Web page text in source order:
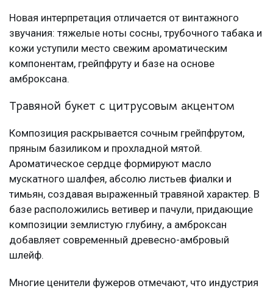
Новая интерпретация отличается от винтажного
звучания: тяжелые ноты сосны, трубочного табака и
кожи уступили место свежим ароматическим
компонентам, грейпфруту и базе на основе
амброксана.
Травяной букет с цитрусовым акцентом
Композиция раскрывается сочным грейпфрутом,
пряным базиликом и прохладной мятой.
Ароматическое сердце формируют масло
мускатного шалфея, абсолю листьев фиалки и
тимьян, создавая выраженный травяной характер. В
базе расположились ветивер и пачули, придающие
композиции землистую глубину, а амброксан
добавляет современный древесно-амбровый
шлейф.
Многие ценители фужеров отмечают, что индустрия